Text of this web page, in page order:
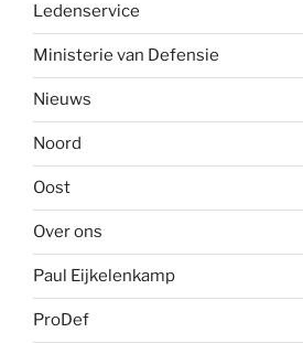
Ledenservice
Ministerie van Defensie
Nieuws
Noord
Oost
Over ons
Paul Eijkelenkamp
ProDef